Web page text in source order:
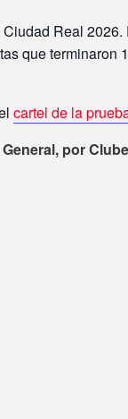
Real
que
cartel de la
por